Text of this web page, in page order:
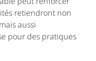
retiendront non
aussi
pour des pratiques